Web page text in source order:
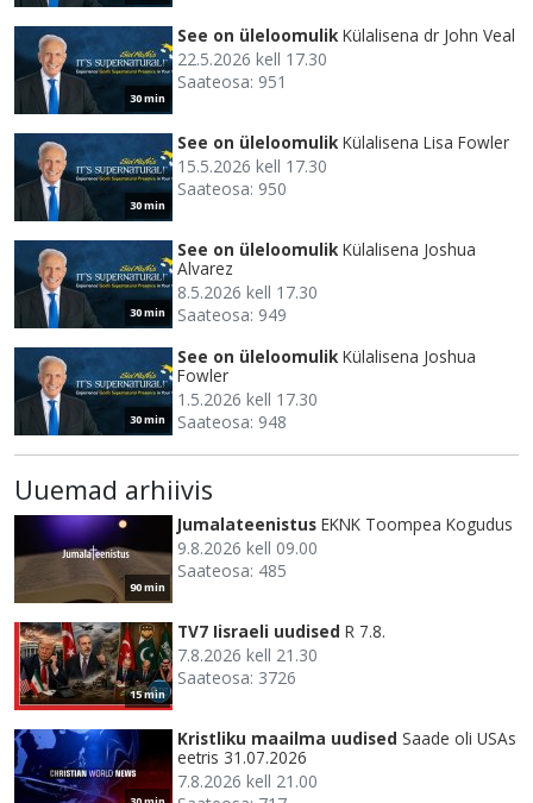
30 min
See on üleloomulik Külalisena dr John Veal
22.5.2026 kell 17.30
Saateosa: 951
30 min
See on üleloomulik Külalisena Lisa Fowler
15.5.2026 kell 17.30
Saateosa: 950
30 min
See on üleloomulik Külalisena Joshua
Alvarez
8.5.2026 kell 17.30
Saateosa: 949
30 min
See on üleloomulik Külalisena Joshua
Fowler
1.5.2026 kell 17.30
Saateosa: 948
Uuemad arhiivis
90 min
Jumalateenistus EKNK Toompea Kogudus
9.8.2026 kell 09.00
Saateosa: 485
15 min
TV7 Iisraeli uudised R 7.8.
7.8.2026 kell 21.30
Saateosa: 3726
Kristliku maailma uudised Saade oli USAs
eetris 31.07.2026
7.8.2026 kell 21.00